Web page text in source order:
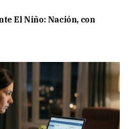
El Niño: Nación, con